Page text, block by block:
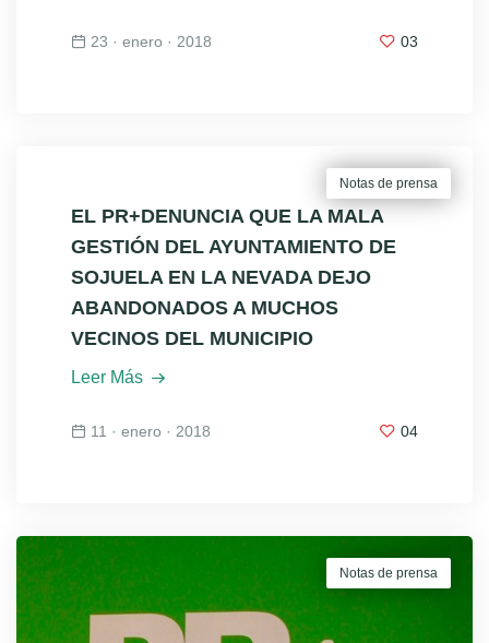
23 · enero · 2018 03
Notas de prensa
EL PR+DENUNCIA QUE LA MALA
GESTIÓN DEL AYUNTAMIENTO DE
SOJUELA EN LA NEVADA DEJO
ABANDONADOS A MUCHOS
VECINOS DEL MUNICIPIO
Leer Más
11 · enero · 2018 04
Notas de prensa